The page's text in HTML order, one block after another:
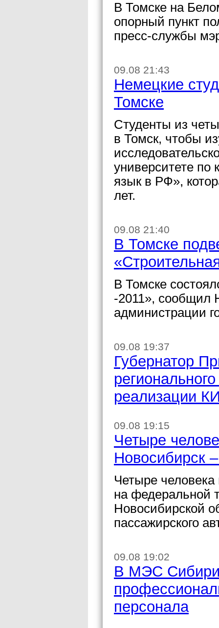
В Томске на
опорный пункт
пресс-службы
09.08 21:43
Немецкие
Томске
Студенты из
в Томск, чтобы
университете по
язык в РФ»,
лет.
09.08 21:40
В Томске
В Томске
-2011», сообщил
администрации
09.08 19:37
Губернатор
реализации
09.08 19:15
Четыре
Новосибирск
Четыре человека
на федеральной
Новосибирской
пассажирского
09.08 19:02
В МЭС Сибири
персонала